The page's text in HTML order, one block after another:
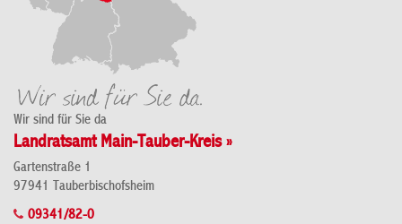
Wir sind für Sie da
Landratsamt Main-Tauber-Kreis »
Gartenstraße 1
97941 Tauberbischofsheim
09341/82-0